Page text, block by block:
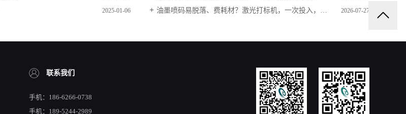
2025-01-06 油墨喷码易脱落、费耗材？激光打标机，一次投入，一直清晰。 2026-07-27
联系我们
手机：186-6266-0738
手机：189-5244-2989